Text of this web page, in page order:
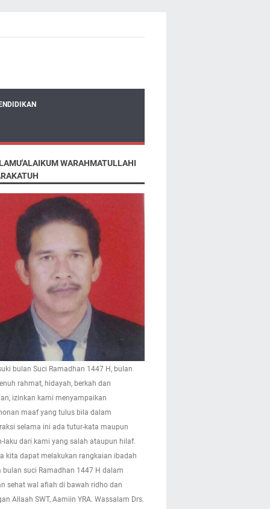
WARAHMATULLAHI
bulan Suci Ramadhan 1447 H, bulan
rahmat, hidayah, berkah dan
izinkan kami menyampaikan
maaf yang tulus bila dalam
selama ini ada tutur-kata maupun
laku dari kami yang salah ataupun hilaf.
kita dapat melakukan rangkaian ibadah
bulan suci Ramadhan 1447 H dalam
sehat wal afiah di bawah ridho dan
Allaah SWT, Aamiin YRA. Wassalam Drs.